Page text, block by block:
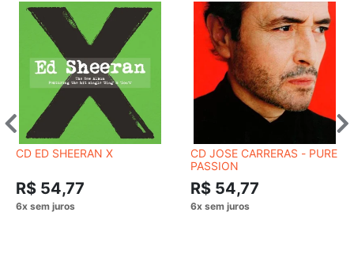
CD ED SHEERAN X
R$ 54,77
CD JOSE CARRERAS - PURE
PASSION
R$ 54,77